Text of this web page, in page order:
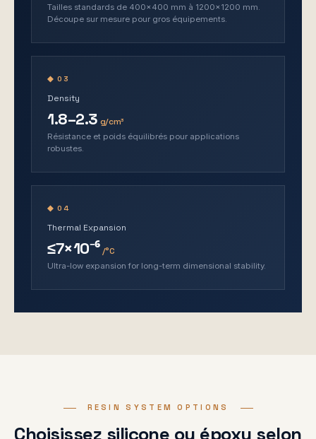
Tailles standards de 400×400 mm à 1200×1200 mm.
Découpe sur mesure pour gros équipements.
◆ 03
Density
1.8–2.3 g/cm³
Résistance et poids équilibrés pour applications
robustes.
◆ 04
Thermal Expansion
≤7×10⁻⁶/°C
Ultra-low expansion for long-term dimensional stability.
RESIN SYSTEM OPTIONS
Choisissez silicone ou époxy selon